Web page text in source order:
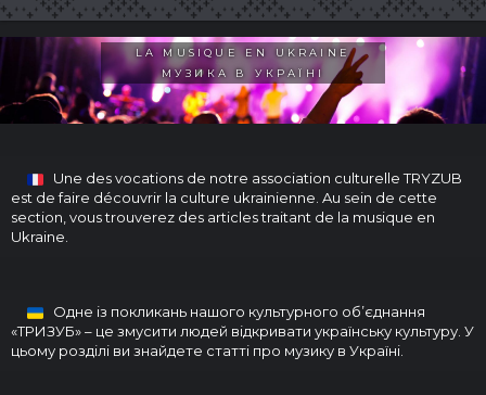
LA MUSIQUE EN UKRAINE
МУЗИКА В УКРАЇНІ
Une des vocations de notre association culturelle TRYZUB
est de faire découvrir la culture ukrainienne. Au sein de cette
section, vous trouverez des articles traitant de la musique en
Ukraine.
Одне із покликань нашого культурного об’єднання
«ТРИЗУБ» – це змусити людей відкривати українську культуру. У
цьому розділі ви знайдете статті про музику в Україні.